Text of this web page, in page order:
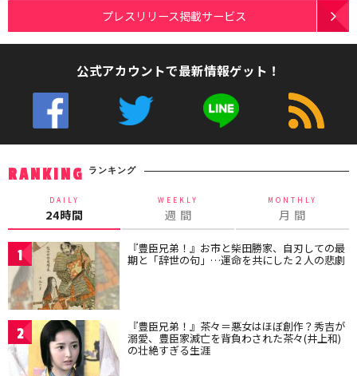
プレスリリース掲載サービス
公式アカウントで最新情報ゲット！
RANKING ランキング
DAILY
24時間
WEEKLY
週 間
MONTHLY
月 間
1 『豊臣兄弟！』お市と柴田勝家、自刃しての最
期と「辞世の句」…運命を共にした２人の悲劇
2 『豊臣兄弟！』茶々＝悪女はほぼ創作？秀吉が
溺愛、豊臣家滅亡を背負わされた茶々(井上和)
の壮絶すぎる生涯